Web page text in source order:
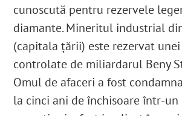
cunoscută pentru rezervele
diamante. Mineritul industrial
(capitala țării) este rezervat
controlate de miliardarul Beny
Omul de afaceri a fost
la cinci ani de închisoare într-un